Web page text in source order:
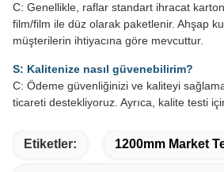
C: Genellikle, raflar standart ihracat
film/film ile düz olarak paketlenir. Ahşap
müşterilerin ihtiyacına göre mevcuttur.
S: Kalitenize nasıl güvenebilirim?
C: Ödeme güvenliğinizi ve kaliteyi
ticareti destekliyoruz. Ayrıca, kalite testi
Etiketler: 1200mm Market